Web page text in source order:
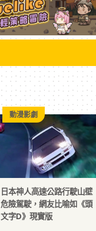
日本神人高速公路行駛山壁
危險駕駛，網友比喻如《頭
文字D》現實版
動漫影劇